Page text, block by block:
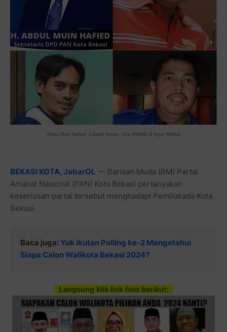
Abdul Muin Hafied, Zubaidi Asnan, Urip Widodo & Agus Rohadi
BEKASI KOTA, JabarOL — Barisan Muda (BM) Partai
Amanat Nasional (PAN) Kota Bekasi pertanyakan
keseriusan partai tersebut menghadapi Pemilukada Kota
Bekasi.
Baca juga: Yuk ikutan Polling ke-2 Mengetahui
Siapa Calon Walikota Bekasi 2024?
Langsung klik link foto berikut: